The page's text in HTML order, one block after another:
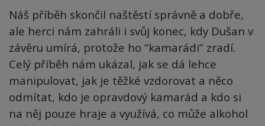
Náš příběh skončil naštěstí správně a dobře,
ale herci nám zahráli i svůj konec, kdy Dušan v
závěru umírá, protože ho “kamarádi” zradí.
Celý příběh nám ukázal, jak se dá lehce
manipulovat, jak je těžké vzdorovat a něco
odmítat, kdo je opravdový kamarád a kdo si
na něj pouze hraje a využívá, co může alkohol